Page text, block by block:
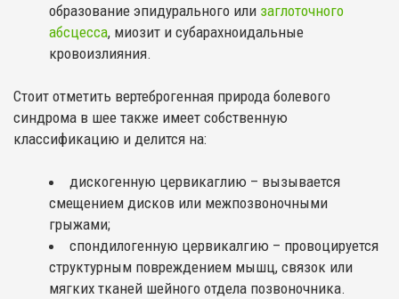
образование эпидурального или заглоточного
абсцесса, миозит и субарахноидальные
кровоизлияния.
Стоит отметить вертеброгенная природа болевого
синдрома в шее также имеет собственную
классификацию и делится на:
дискогенную цервикаглию – вызывается
смещением дисков или межпозвоночными
грыжами;
спондилогенную цервикалгию – провоцируется
структурным повреждением мышц, связок или
мягких тканей шейного отдела позвоночника.